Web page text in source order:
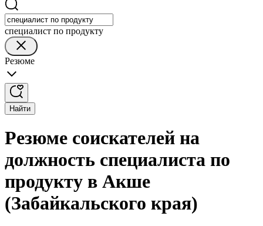
специалист по продукту
Резюме
Найти
Резюме соискателей на
должность специалиста по
продукту в Акше
(Забайкальского края)